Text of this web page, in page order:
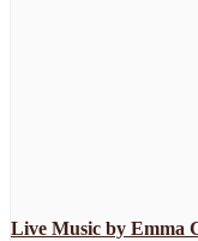
Live Music by Emma